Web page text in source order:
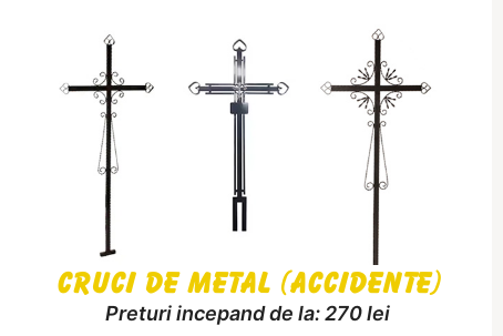
Cruci de metal (accidente)
Preturi incepand de la: 270 lei